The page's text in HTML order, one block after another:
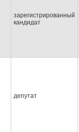
зарегистрированный
кандидат
депутат